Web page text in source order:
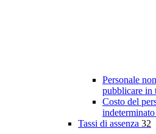
Personale
pubblicare in
Costo del
Tassi di assenza 32